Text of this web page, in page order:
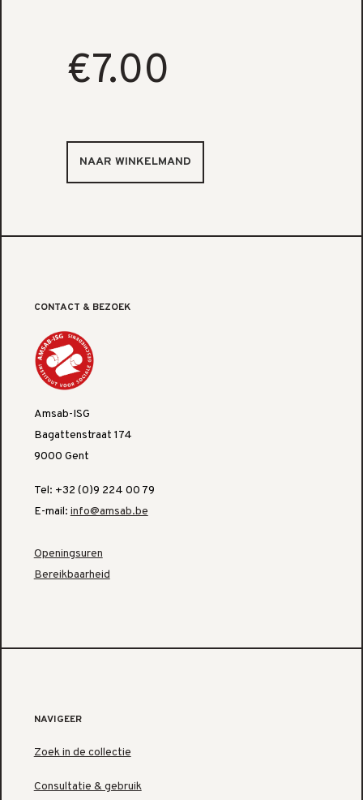
€7.00
CONTACT & BEZOEK
Amsab-ISG
Bagattenstraat 174
9000 Gent
Tel: +32 (0)9 224 00 79
E-mail: info@amsab.be
Openingsuren
Bereikbaarheid
NAVIGEER
Zoek in de collectie
Consultatie & gebruik